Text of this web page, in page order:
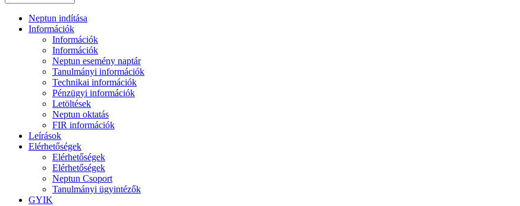
Neptun indítása
Információk
Információk
Információk
Neptun esemény naptár
Tanulmányi információk
Technikai információk
Pénzügyi információk
Letöltések
Neptun oktatás
FIR információk
Leírások
Elérhetőségek
Elérhetőségek
Elérhetőségek
Neptun Csoport
Tanulmányi ügyintézők
GYIK